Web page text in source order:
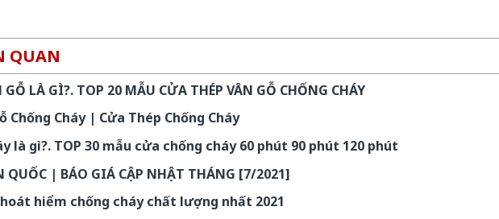
QUAN
GỖ LÀ GÌ?. TOP 20 MẪU CỬA THÉP VÂN GỖ CHỐNG CHÁY
Chống Cháy | Cửa Thép Chống Cháy
là gì?. TOP 30 mẫu cửa chống cháy 60 phút 90 phút 120 phút
QUỐC | BÁO GIÁ CẬP NHẬT THÁNG [7/2021]
hiểm chống cháy chất lượng nhất 2021